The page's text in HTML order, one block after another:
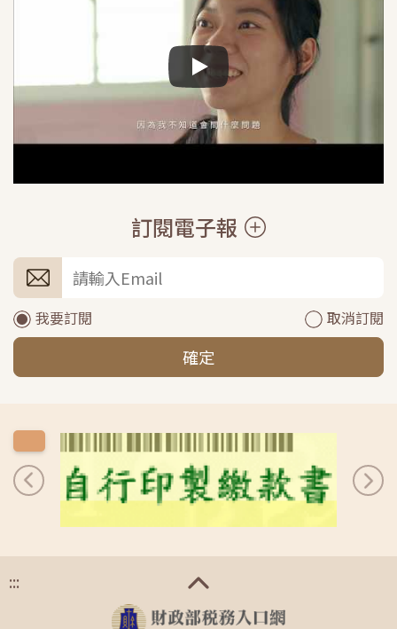
訂閱電子報
我要訂閱 取消訂閱
確定
上一筆 下
:::